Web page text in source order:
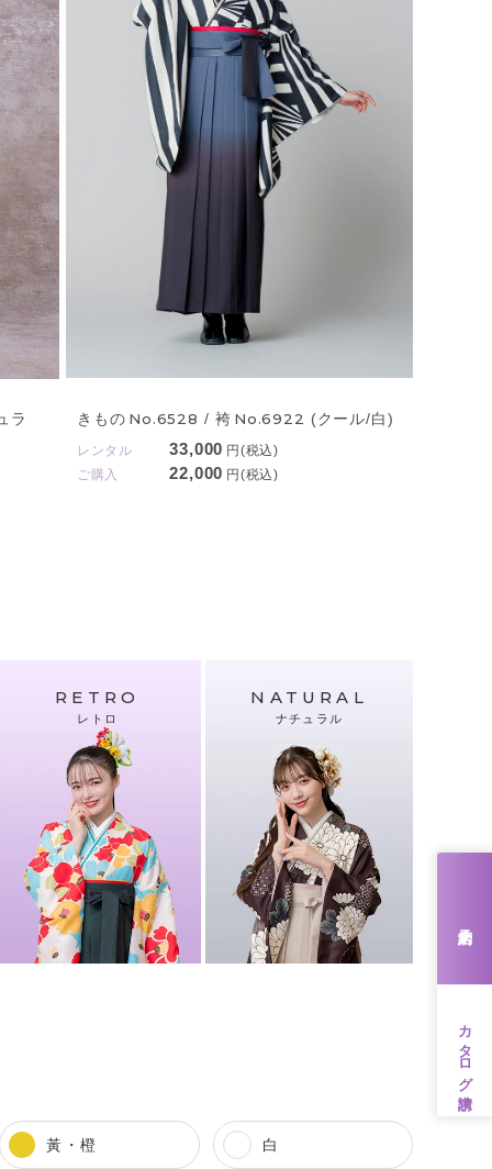
ラ きもの No.6528 / 袴 No.6922 (クール/白)
レンタル 33,000 円(税込)
ご購入
22,000 円(税込)
RETRO
レトロ
NATURAL
ナチュラル
黃・橙 白
カタログ請求